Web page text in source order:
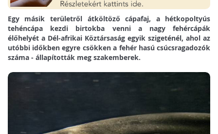
Egy másik területről átköltöző cápafaj, a hétkopoltyús
tehéncápa kezdi birtokba venni a nagy fehércápák
élőhelyét a Dél-afrikai Köztársaság egyik szigeténél, ahol az
utóbbi időkben egyre csökken a fehér hasú csúcsragadozók
száma - állapították meg szakemberek.